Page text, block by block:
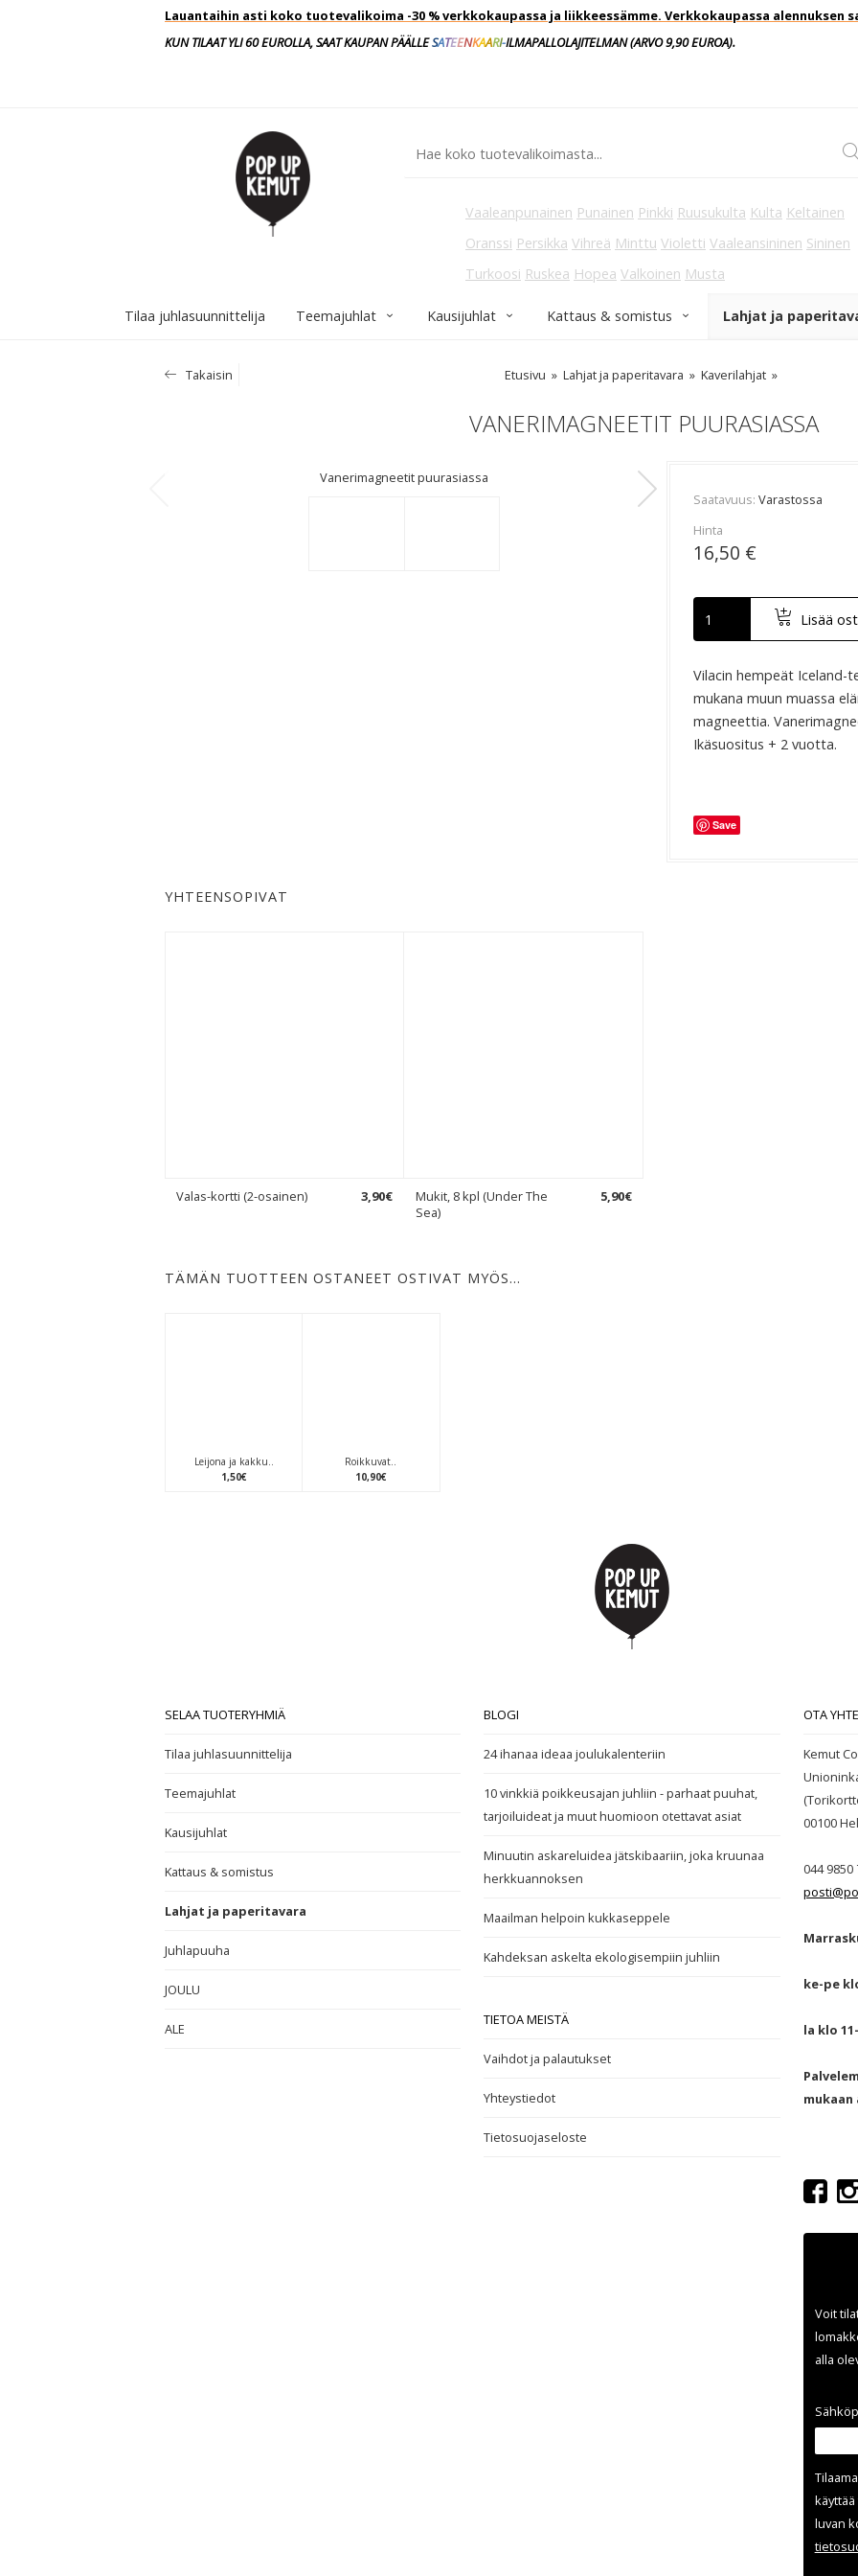
Lauantaihin asti koko tuotevalikoima -30 % verkkokaupassa ja liikkeessämme. Verkkokaupassa alennuksen
KUN TILAAT YLI 60 EUROLLA, SAAT KAUPAN PÄÄLLESATEENKAARI-ILMAPALLOLAJITELMAN(ARVO 9,90EUROA).
Vaaleanpunainen Punainen Pinkki Ruusukulta Kulta Keltainen
Oranssi Persikka Vihreä Minttu Violetti Vaaleansininen Sininen
Turkoosi Ruskea Hopea Valkoinen Musta
Tilaa juhlasuunnittelija Teemajuhlat Kausijuhlat Kattaus & somistus Lahjat ja
Takaisin Etusivu Lahjat ja paperitavara Kaverilahjat
VANERIMAGNEETIT PUURASIASSA
Vanerimagneetit puurasiassa
Saatavuus Varastossa
Hinta
16,50 €
Lisää
Vilacin hempeät Iceland-
mukana muun muassa
magneettia.
Ikäsuositus + 2 vuotta.
Save
YHTEENSOPIVAT
Valas-kortti (2-osainen) 3,90€
Mukit, 8 kpl (Under The
Sea)
5,90€
TÄMÄN TUOTTEEN OSTANEET OSTIVAT MYÖS…
Leijona ja kakku..
1,50€
Roikkuvat..
10,90€
SELAA TUOTERYHMIÄ
Tilaa juhlasuunnittelija
Teemajuhlat
Kausijuhlat
Kattaus & somistus
Lahjat ja paperitavara
Juhlapuuha
JOULU
ALE
BLOGI
24 ihanaa ideaa joulukalenteriin
10 vinkkiä poikkeusajan juhliin - parhaat puuhat,
tarjoiluideat ja muut huomioon otettavat asiat
Minuutin askareluidea jätskibaariin, joka kruunaa
herkkuannoksen
Maailman helpoin kukkaseppele
Kahdeksan askelta ekologisempiin juhliin
TIETOA MEISTÄ
Vaihdot ja palautukset
Yhteystiedot
Tietosuojaseloste
OTA
Kemut
00100
044 9850
ke-pe
la klo
Voit
alla
luvan